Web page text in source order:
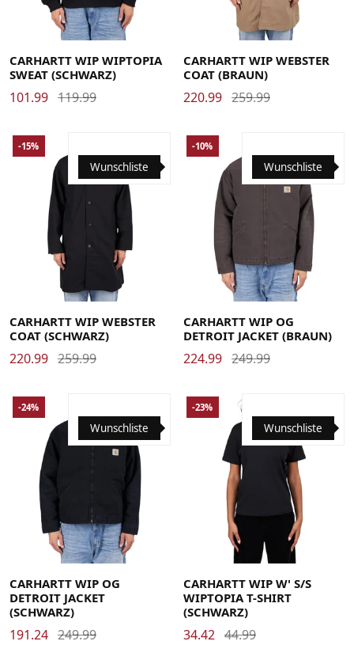
MediumSmallX-Large
CARHARTT WIP WIPTOPIA
SWEAT (SCHWARZ)
101.99 119.99
MediumSmallX-Large
CARHARTT WIP WEBSTER
COAT (BRAUN)
220.99 259.99
MediumSmallX-Large
Wunschliste
-15%
CARHARTT WIP WEBSTER
COAT (SCHWARZ)
220.99 259.99
MediumSmallX-Large
Wunschliste
-10%
CARHARTT WIP OG
DETROIT JACKET (BRAUN)
224.99 249.99
MediumSmallX-Large
Wunschliste
-24%
CARHARTT WIP OG
DETROIT JACKET
(SCHWARZ)
191.24 249.99
Medium Small X-Small
Wunschliste
-23%
CARHARTT WIP W' S/S
WIPTOPIA T-SHIRT
(SCHWARZ)
34.42 44.99